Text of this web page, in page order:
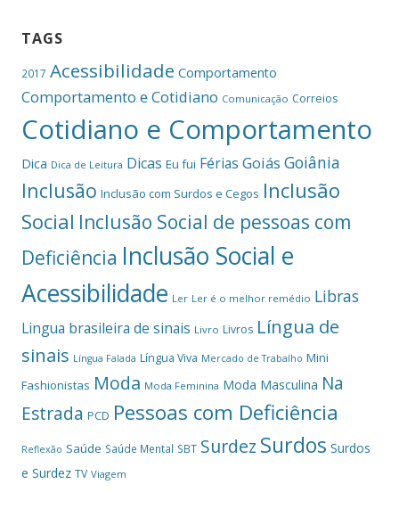
TAGS
2017 Acessibilidade Comportamento
Comportamento e Cotidiano Comunicação Correios
Cotidiano e Comportamento
Dica Dica de Leitura Dicas Eu fui Férias Goiás Goiânia
Inclusão Inclusão com Surdos e Cegos Inclusão
Social Inclusão Social de pessoas com
Deficiência Inclusão Social e
Acessibilidade Ler Ler é o melhor remédio Libras
Lingua brasileira de sinais Livro Livros Língua de
sinais Língua Falada Língua Viva Mercado de Trabalho Mini
Fashionistas Moda Moda Feminina Moda Masculina Na
Estrada PCD Pessoas com Deficiência
Reflexão Saúde Saúde Mental SBT Surdez Surdos Surdos
e Surdez TV Viagem